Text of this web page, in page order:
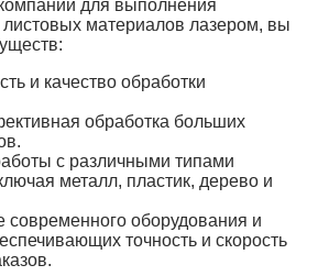
для выполнения
листовых материалов лазером, вы
и качество обработки
обработка больших
с различными типами
металл, пластик, дерево и
современного оборудования и
точность и скорость